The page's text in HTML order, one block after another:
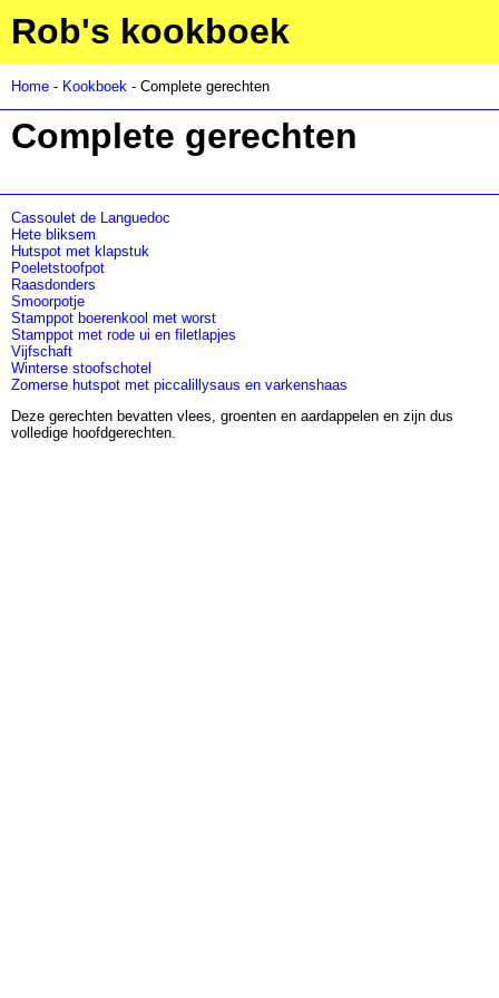
Rob's kookboek
Home - Kookboek - Complete gerechten
Complete gerechten
Cassoulet de Languedoc
Hete bliksem
Hutspot met klapstuk
Poeletstoofpot
Raasdonders
Smoorpotje
Stamppot boerenkool met worst
Stamppot met rode ui en filetlapjes
Vijfschaft
Winterse stoofschotel
Zomerse hutspot met piccalillysaus en varkenshaas
Deze gerechten bevatten vlees, groenten en aardappelen en zijn dus
volledige hoofdgerechten.